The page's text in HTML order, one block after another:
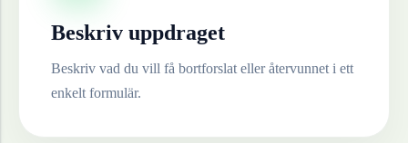
Beskriv uppdraget
Beskriv vad du vill få bortforslat eller återvunnet i ett
enkelt formulär.